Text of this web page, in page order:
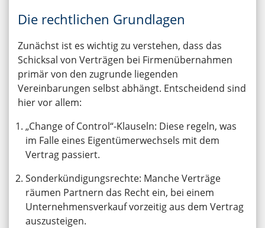
Die rechtlichen Grundlagen
Zunächst ist es wichtig zu verstehen, dass das
Schicksal von Verträgen bei Firmenübernahmen
primär von den zugrunde liegenden
Vereinbarungen selbst abhängt. Entscheidend sind
hier vor allem:
„Change of Control“-Klauseln: Diese regeln, was
im Falle eines Eigentümerwechsels mit dem
Vertrag passiert.
Sonderkündigungsrechte: Manche Verträge
räumen Partnern das Recht ein, bei einem
Unternehmensverkauf vorzeitig aus dem Vertrag
auszusteigen.